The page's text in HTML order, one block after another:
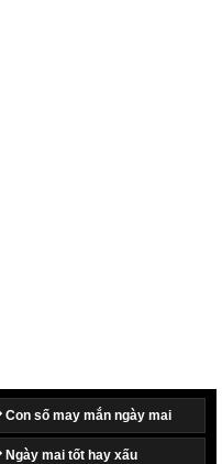
Con số may mắn ngày mai
Ngày mai tốt hay xấu